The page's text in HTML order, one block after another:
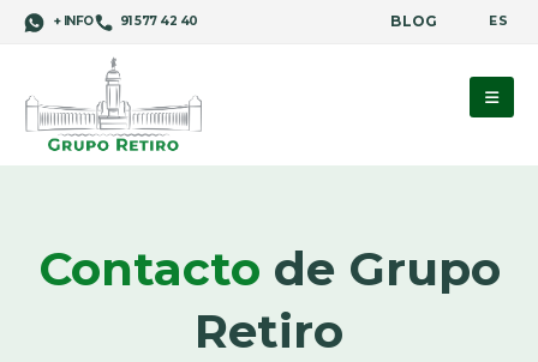
+ INFO 91 577 42 40 BLOG ES
Contacto de Grupo
Retiro